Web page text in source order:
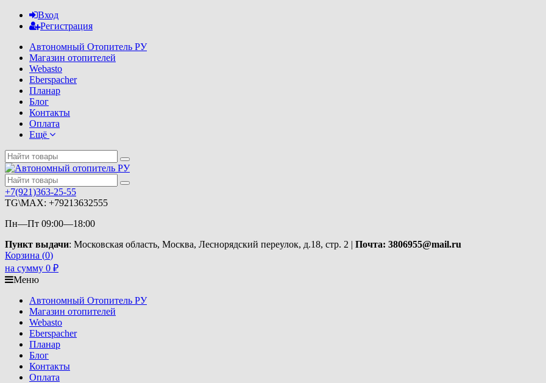
Вход
Регистрация
Автономный Отопитель РУ
Магазин отопителей
Webasto
Eberspacher
Планар
Блог
Контакты
Оплата
Ещё
+7(921)363-25-55
TG\MAX: +79213632555
Пн—Пт 09:00—18:00
Пункт выдачи: Московская область, Москва, Леснорядский переулок, д.18, стр. 2 | Почта: 3806955@mail.ru
Корзина (0)
на сумму 0 ₽
Меню
Автономный Отопитель РУ
Магазин отопителей
Webasto
Eberspacher
Планар
Блог
Контакты
Оплата